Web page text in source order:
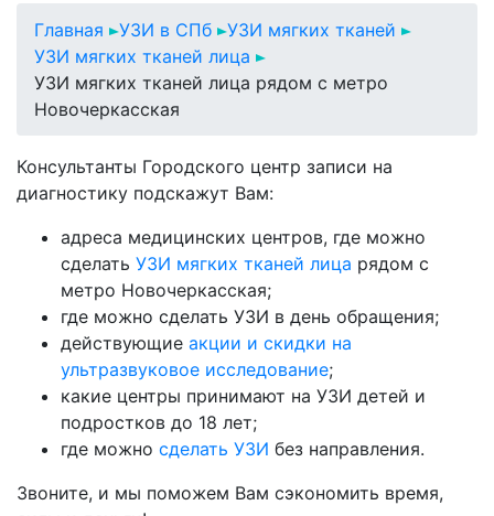
Главная УЗИ в СПб
УЗИ мягких тканей
УЗИ мягких тканей лица
УЗИ мягких тканей лица рядом с метро
Новочеркасская
Консультанты Городского центр записи на
диагностику подскажут Вам:
адреса медицинских центров, где можно
сделать УЗИ мягких тканей лица рядом с
метро Новочеркасская;
где можно сделать УЗИ в день обращения;
действующие акции и скидки на
ультразвуковое исследование;
какие центры принимают на УЗИ детей и
подростков до 18 лет;
где можно сделать УЗИ без направления.
Звоните, и мы поможем Вам сэкономить время,